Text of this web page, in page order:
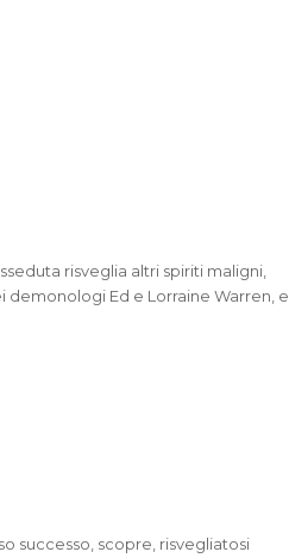
risveglia altri spiriti maligni,
demonologi Ed e Lorraine Warren, e
successo, scopre, risvegliatosi